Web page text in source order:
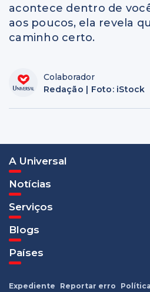
acontece dentro de
aos poucos, ela revela
caminho certo.
Colaborador
Redação | Foto: iStock
A Universal
Notícias
Serviços
Blogs
Países
Expediente Reportar erro